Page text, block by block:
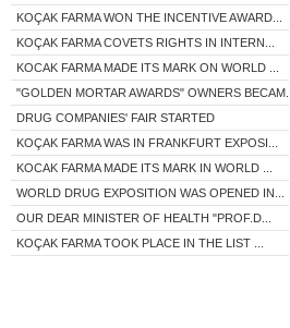
KOÇAK FARMA WON THE INCENTIVE AWARD...
KOÇAK FARMA COVETS RIGHTS IN INTERN...
KOCAK FARMA MADE ITS MARK ON WORLD ...
"GOLDEN MORTAR AWARDS" OWNERS BECAM...
DRUG COMPANIES' FAIR STARTED
KOÇAK FARMA WAS IN FRANKFURT EXPOSI...
KOCAK FARMA MADE ITS MARK IN WORLD ...
WORLD DRUG EXPOSITION WAS OPENED IN...
OUR DEAR MINISTER OF HEALTH "PROF.D...
KOÇAK FARMA TOOK PLACE IN THE LIST ...